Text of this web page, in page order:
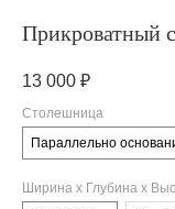
Прикроватный
13 000 ₽
Столешница
Параллельно
Ширина х Глубина х